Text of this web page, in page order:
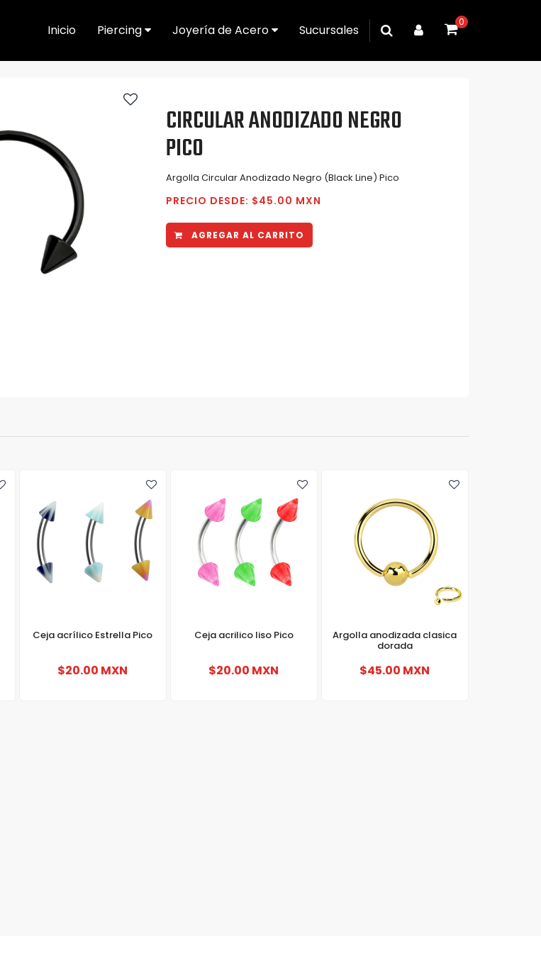
Inicio Piercing Joyería de Acero Sucursales
0
CIRCULAR ANODIZADO NEGRO
PICO
Argolla Circular Anodizado Negro (Black Line) Pico
PRECIO DESDE: $45.00 MXN
AGREGAR AL CARRITO
Ceja acrílico Estrella Pico
$20.00 MXN
Ceja acrilico liso Pico
$20.00 MXN
Argolla anodizada clasica
dorada
$45.00 MXN